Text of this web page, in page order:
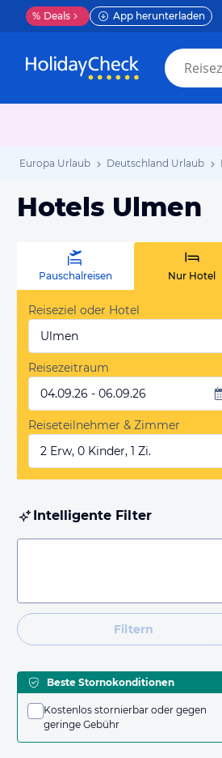
% Deals App herunterladen
Europa Urlaub Deutschland Urlaub
Hotels Ulmen
Pauschalreisen Nur Hotel
Reiseziel oder Hotel
Ulmen
Reisezeitraum
04.09.26 - 06.09.26
Reiseteilnehmer & Zimmer
2 Erw, 0 Kinder, 1 Zi.
Intelligente Filter
Filtern
Beste Stornokonditionen
Kostenlos stornierbar oder gegen
geringe Gebühr